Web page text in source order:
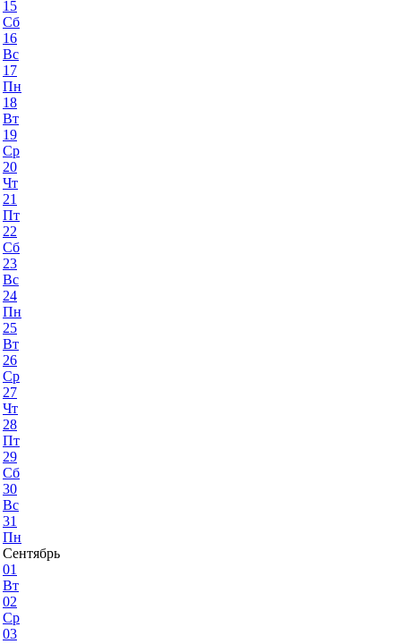
15
Сб
16
Вс
17
Пн
18
Вт
19
Ср
20
Чт
21
Пт
22
Сб
23
Вс
24
Пн
25
Вт
26
Ср
27
Чт
28
Пт
29
Сб
30
Вс
31
Пн
Сентябрь
01
Вт
02
Ср
03